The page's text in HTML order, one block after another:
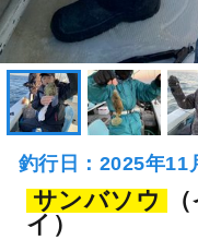
釣行日：2025年11
サンバソウ
イ）